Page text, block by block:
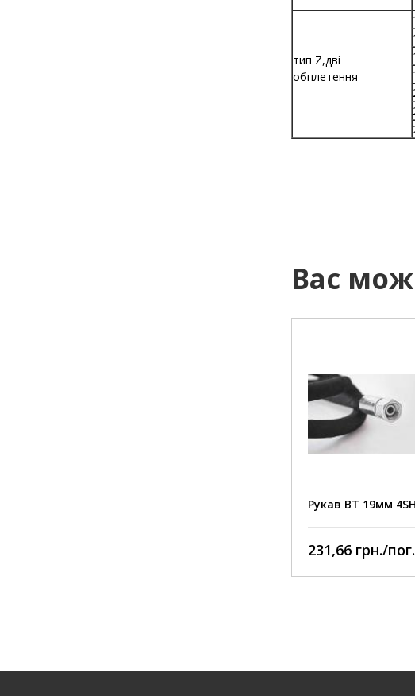
тип Z,дві
обплетення
Вас
Рукав ВТ 19мм
маслостійка
231,66 грн./